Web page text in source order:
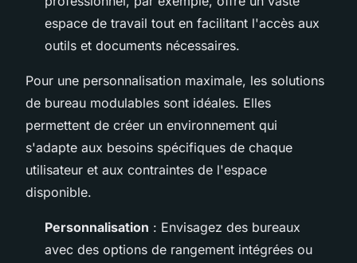
espace de travail tout en facilitant l'accès aux
outils et documents nécessaires.
Pour une personnalisation maximale, les solutions
de bureau modulables sont idéales. Elles
permettent de créer un environnement qui
s'adapte aux besoins spécifiques de chaque
utilisateur et aux contraintes de l'espace
disponible.
Personnalisation : Envisagez des bureaux
avec des options de rangement intégrées ou